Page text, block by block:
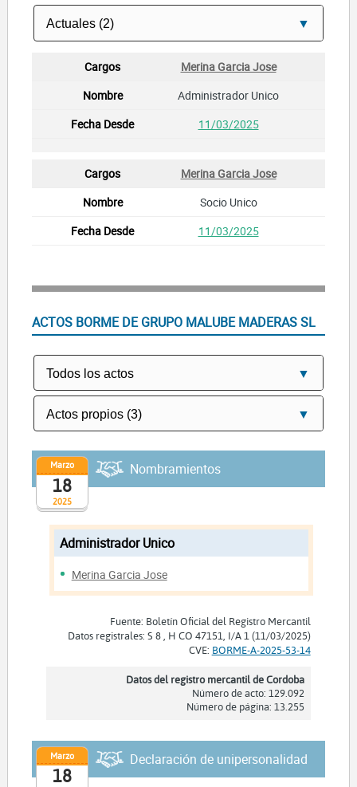
Merina Garcia Jose
Administrador Unico
11/03/2025
Merina Garcia Jose
Socio Unico
11/03/2025
ACTOS BORME DE GRUPO MALUBE MADERAS SL
2025
Marzo
18
Nombramientos
Administrador Unico
Merina Garcia Jose
Fuente: Boletín Oficial del Registro Mercantil
Datos registrales: S 8 , H CO 47151, I/A 1 (11/03/2025)
CVE: BORME-A-2025-53-14
Datos del registro mercantil de Cordoba
Número de acto: 129.092
Número de página: 13.255
Marzo
18
Declaración de unipersonalidad